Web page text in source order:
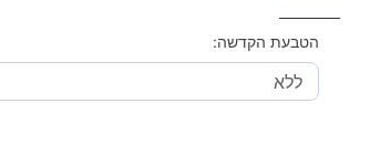
הטבעת הקדשה: